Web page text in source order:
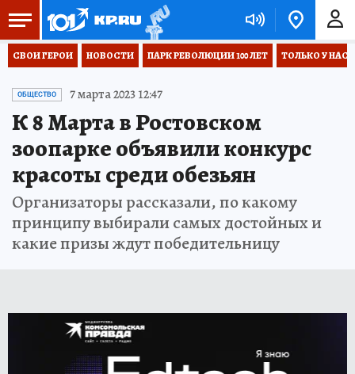
СВОИ ГЕРОИ НОВОСТИ ПАРК РЕВОЛЮЦИИ 100 ЛЕТ ТОЛЬКО У НАС
ОБЩЕСТВО 7 марта 2023 12:47
К 8 Марта в Ростовском
зоопарке объявили конкурс
красоты среди обезьян
Организаторы рассказали, по какому
принципу выбирали самых достойных и
какие призы ждут победительницу